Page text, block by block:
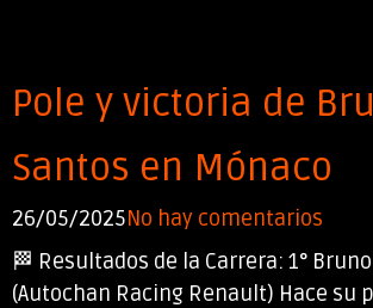
Pole y victoria de
Santos en Mónaco
26/05/2025No hay comentarios
🏁 Resultados de la Carrera: 1°
(Autochan Racing Renault) Hace su